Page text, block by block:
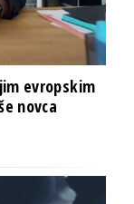
evropskim
novca